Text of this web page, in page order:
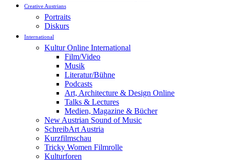
Creative Austrians
Portraits
Diskurs
International
Kultur Online International
Film/Video
Musik
Literatur/Bühne
Podcasts
Art, Architecture & Design Online
Talks & Lectures
Medien, Magazine & Bücher
New Austrian Sound of Music
SchreibArt Austria
Kurzfilmschau
Tricky Women Filmrolle
Kulturforen